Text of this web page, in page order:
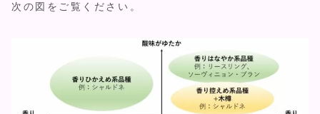
次の図をご覧ください。